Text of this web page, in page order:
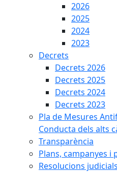
2026
2025
2024
2023
Decrets
Decrets 2026
Decrets 2025
Decrets 2024
Decrets 2023
Pla de Mesures
Conducta dels alts
Transparència
Plans, campanyes i
Resolucions judicials